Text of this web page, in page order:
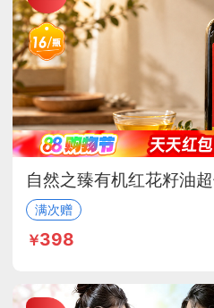
自然之臻有机红花籽油
满次赠
398